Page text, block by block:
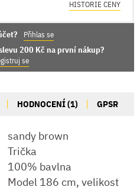
HISTORIE CENY
Přihlas se
200 Kč na první nákup?
se
HODNOCENÍ (1) GPSR
sandy brown
Trička
100% bavlna
Model 186 cm, velikost